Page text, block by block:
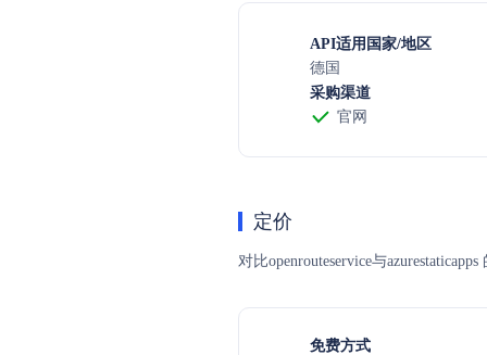
API适用国家/地区
德国
采购渠道
官网
定价
对比openrouteservice与
免费方式